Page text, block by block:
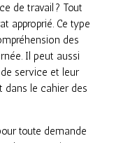
de travail ? Tout
approprié. Ce type
des
Il peut aussi
service et leur
dans le cahier des
toute demande